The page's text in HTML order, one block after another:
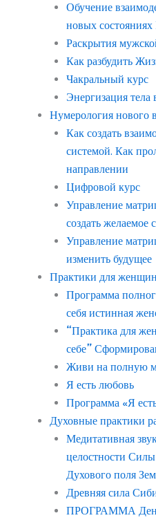
Обучение
новых состояниях
Раскрытия
Как разбудить
Чакральный курс
Энергизация
Нумерология нового
Как создать
системой. Как
направлении
Цифровой курс
Управление
создать желаемое
Управление
изменить будущее
Практики для женщин
Программа
себя истинная
“Практика для
себе”
Живи на полную
Я есть любовь
Программа «Я
Духовные практики
Медитативная
целостности
Духового поля
Древняя сила
ПРОГРАММА День